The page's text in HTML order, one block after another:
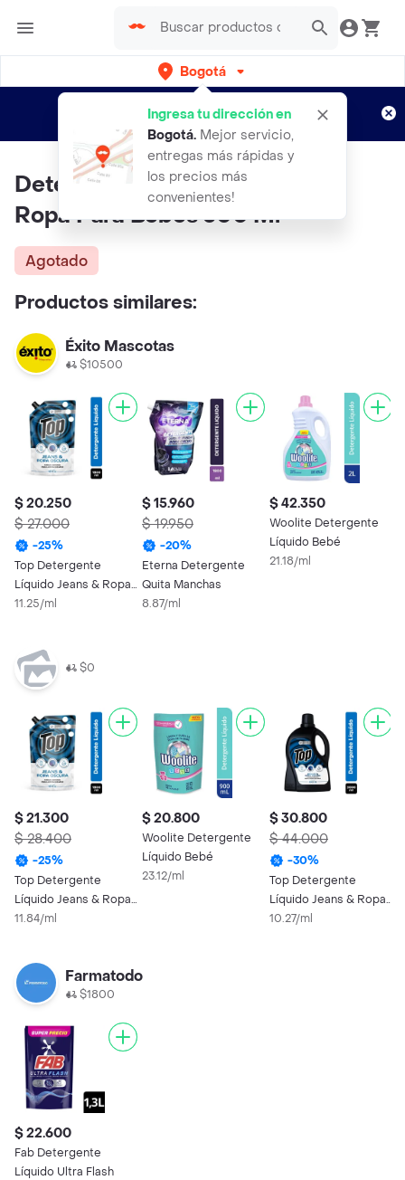
Bogotá
Ingresa tu dirección en
Bogotá. Mejor servicio,
entregas más rápidas y
los precios más
convenientes!
envíos gratis por semanas
Aplican TyC
Detergente Pigeon Liquido De
Ropa Para Bebes 500 Ml
Agotado
Productos similares:
Éxito Mascotas
$10500
$ 20.250
$ 27.000
-25%
Top Detergente
Líquido Jeans & Ropa
Oscura 1800 mL
11.25/ml
$ 15.960
$ 19.950
-20%
Eterna Detergente
Quita Manchas
8.87/ml
$ 42.350
Woolite Detergente
Líquido Bebé
21.18/ml
$0
$ 21.300
$ 28.400
-25%
Top Detergente
Líquido Jeans & Ropa
Oscura 1800 mL
11.84/ml
$ 20.800
Woolite Detergente
Líquido Bebé
23.12/ml
$ 30.800
$ 44.000
-30%
Top Detergente
Líquido Jeans & Ropa
Oscura 3000 mL
10.27/ml
Farmatodo
$1800
$ 22.600
Fab Detergente
Líquido Ultra Flash